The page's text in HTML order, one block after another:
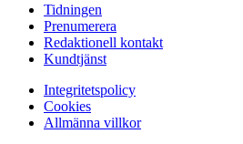
Tidningen
Prenumerera
Redaktionell kontakt
Kundtjänst
Integritetspolicy
Cookies
Allmänna villkor